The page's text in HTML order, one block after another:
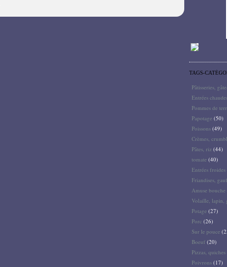
TAGS-
Pâtisseries,
Entrées
Pommes de
Papotage (50)
Poissons (49)
Crèmes,
Pâtes, riz (44)
tomate (40)
Entrées
Friandises,
Amuse
Volaille, lapin,
Potage (27)
Porc (26)
Sur le pouce
Boeuf (20)
Pizzas,
Poivrons (17)